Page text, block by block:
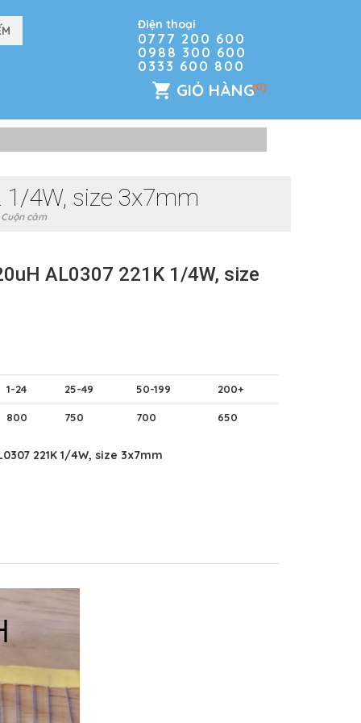
Điện thoại
0777 200 600
0988 300 600
0333 600 800
GIỎ HÀNG(0)
4W, size 3x7mm
Cuộn cảm
AL0307 221K 1/4W, size
1-24 25-49 50-199 200+
800 750 700 650
221K 1/4W, size 3x7mm